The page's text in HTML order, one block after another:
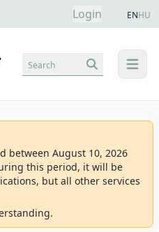
Login ENHU
menu
Search
between August 10, 2026
this period, it will be
but all other services